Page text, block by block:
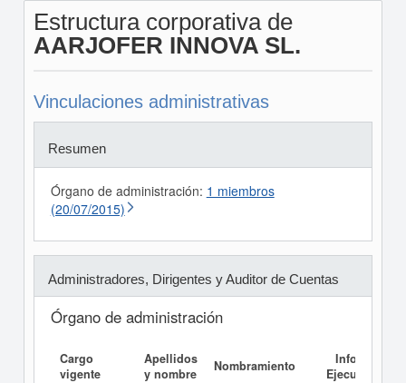
Estructura corporativa de
AARJOFER INNOVA SL.
Vinculaciones administrativas
Resumen
Órgano de administración: 1 miembros
(20/07/2015)
Administradores, Dirigentes y Auditor de Cuentas
Órgano de administración
Cargo
vigente
Apellidos
y nombre
Nombramiento
Informe
Ejecutivo